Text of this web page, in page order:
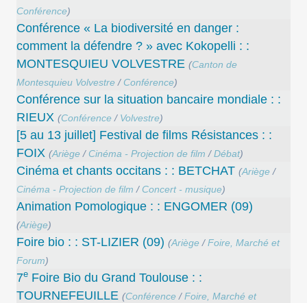
Conférence)
Conférence « La biodiversité en danger :
comment la défendre ? » avec Kokopelli : :
MONTESQUIEU VOLVESTRE (Canton de
Montesquieu Volvestre / Conférence)
Conférence sur la situation bancaire mondiale : :
RIEUX (Conférence / Volvestre)
[5 au 13 juillet] Festival de films Résistances : :
FOIX (Ariège / Cinéma - Projection de film /Débat)
Cinéma et chants occitans : : BETCHAT (Ariège /
Cinéma - Projection de film / Concert - musique)
Animation Pomologique : : ENGOMER (09)
(Ariège)
Foire bio : : ST-LIZIER (09) (Ariège /Foire, Marché et
Forum)
7e Foire Bio du Grand Toulouse : :
TOURNEFEUILLE (Conférence /Foire, Marché et